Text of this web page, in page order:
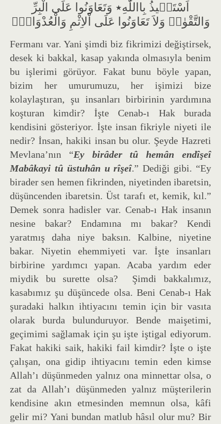
اَسْتَع۪يذُ بِااللّٰهِ٭ وَتَعَاوَنُوا عَلَى الْبِرِّ
وَالتَّقْوٰىۖ وَلاَ تَعَاوَنُوا عَلَى اْلاِثْمِ وَالْعُدْوَانِۖ
Fermanı var. Yani şimdi biz fikrimizi değiştirsek,
desek ki bakkal, kasap yakında olmasıyla benim
bu işlerimi görüyor. Fakat bunu böyle yapan,
bizim her umurumuzu, her işimizi bize
kolaylaştıran, şu insanları birbirinin yardımına
koşturan kimdir? İşte Cenab-ı Hak burada
kendisini gösteriyor. İşte insan fikriyle niyeti ile
nedir? İnsan, hakiki insan bu olur. Şeyde Hazreti
Mevlana’nın “Ey birâder tû hemân endîşeî
Mabâkayi tû üstuhân u rîşeî.” Dediği gibi. “Ey
birader sen hemen fikrinden, niyetinden ibaretsin,
düşüncenden ibaretsin. Üst tarafı et, kemik, kıl.”
Demek sonra hadisler var. Cenab-ı Hak insanın
nesine bakar? Endamına mı bakar? Kendi
yaratmış daha niye baksın. Kalbine, niyetine
bakar. Niyetin ehemmiyeti var. İşte insanları
birbirine yardımcı yapan. Acaba yardım eder
miydik bu surette olsa? Şimdi bakkalımız,
kasabımız şu düşüncede olsa. Beni Cenab-ı Hak
şuradaki halkın ihtiyacını temin için bir vasıta
olarak burda bulunduruyor. Bende maişetimi,
geçimimi sağlamak için şu işte iştigal ediyorum.
Fakat hakiki saik, hakiki fail kimdir? İşte o işte
çalışan, ona gidip ihtiyacını temin eden kimse
Allah’ı düşünmeden yalnız ona minnettar olsa, o
zat da Allah’ı düşünmeden yalnız müşterilerin
kendisine akın etmesinden memnun olsa, kâfi
gelir mi? Yani bundan matlub hâsıl olur mu? Bir